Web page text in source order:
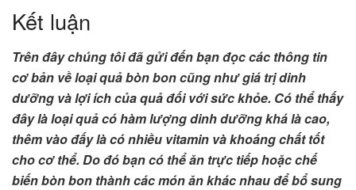
Kết luận
Trên đây chúng tôi đã gửi đến bạn đọc các thông tin
cơ bản về loại quả bòn bon cũng như giá trị dinh
dưỡng và lợi ích của quả đối với sức khỏe. Có thể thấy
đây là loại quả có hàm lượng dinh dưỡng khá là cao,
thêm vào đấy là có nhiều vitamin và khoáng chất tốt
cho cơ thể. Do đó bạn có thể ăn trực tiếp hoặc chế
biến bòn bon thành các món ăn khác nhau để bổ sung